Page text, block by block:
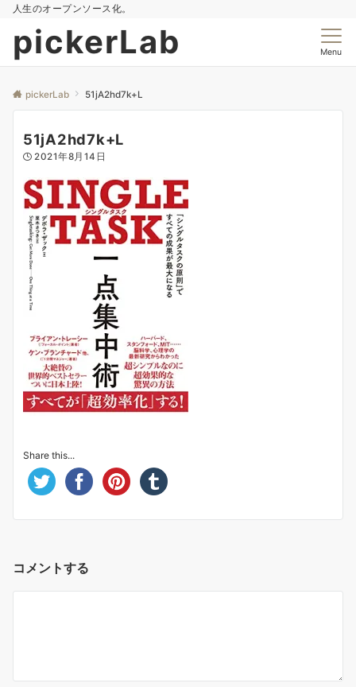
人生のオープンソース化。
pickerLab Menu
pickerLab 51jA2hd7k+L
51jA2hd7k+L
2021年8月14日
Share this...
コメントする